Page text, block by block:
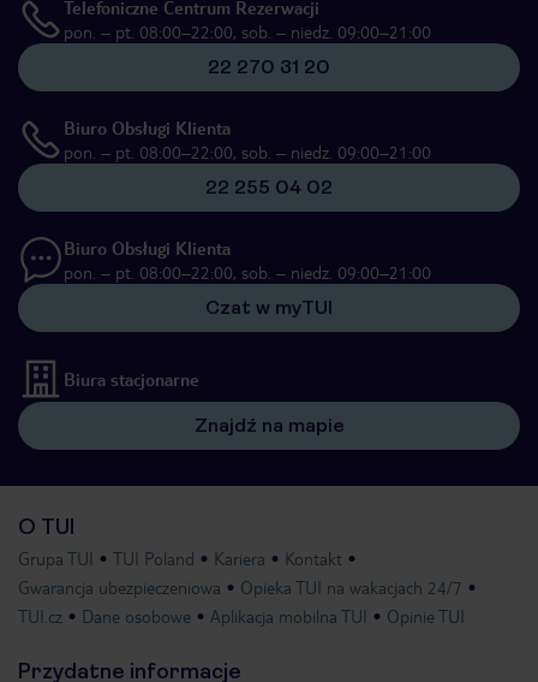
Telefoniczne Centrum Rezerwacji
pon. – pt. 08:00–22:00, sob. – niedz. 09:00–21:00
22 270 31 20
Biuro Obsługi Klienta
pon. – pt. 08:00–22:00, sob. – niedz. 09:00–21:00
22 255 04 02
Biuro Obsługi Klienta
pon. – pt. 08:00–22:00, sob. – niedz. 09:00–21:00
Czat w myTUI
Biura stacjonarne
Znajdź na mapie
O TUI
Grupa TUI TUI Poland Kariera
Kontakt
Gwarancja ubezpieczeniowa
Opieka TUI na wakacjach 24/7
TUI.cz
Dane osobowe Aplikacja mobilna TUI Opinie TUI
Przydatne informacje